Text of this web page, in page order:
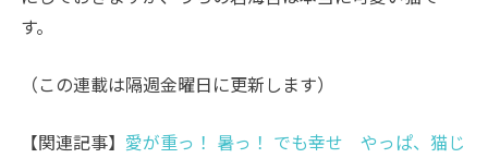
す。
（この連載は隔週金曜日に更新します）
【関連記事】 愛が重っ！ 暑っ！ でも幸せ やっぱ、猫じ